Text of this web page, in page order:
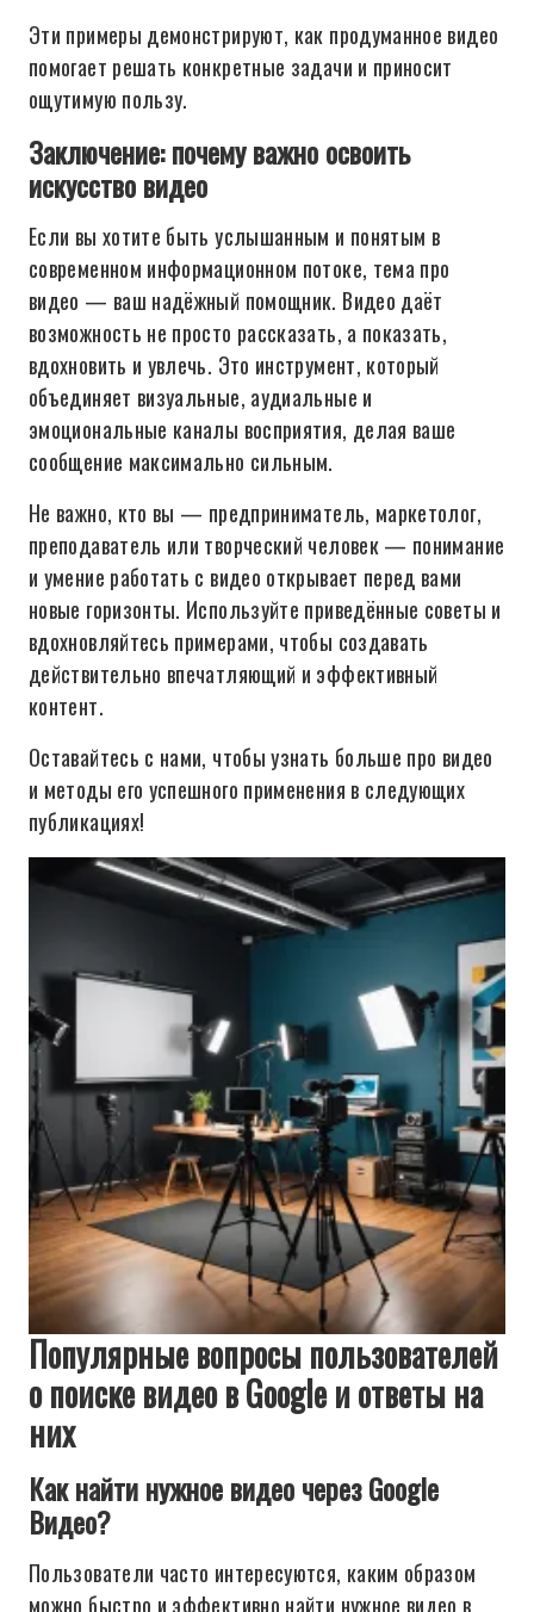
Эти примеры демонстрируют, как продуманное видео
помогает решать конкретные задачи и приносит
ощутимую пользу.
Заключение: почему важно освоить
искусство видео
Если вы хотите быть услышанным и понятым в
современном информационном потоке, тема про
видео — ваш надёжный помощник. Видео даёт
возможность не просто рассказать, а показать,
вдохновить и увлечь. Это инструмент, который
объединяет визуальные, аудиальные и
эмоциональные каналы восприятия, делая ваше
сообщение максимально сильным.
Не важно, кто вы — предприниматель, маркетолог,
преподаватель или творческий человек — понимание
и умение работать с видео открывает перед вами
новые горизонты. Используйте приведённые советы и
вдохновляйтесь примерами, чтобы создавать
действительно впечатляющий и эффективный
контент.
Оставайтесь с нами, чтобы узнать больше про видео
и методы его успешного применения в следующих
публикациях!
Популярные вопросы пользователей
о поиске видео в Google и ответы на
них
Как найти нужное видео через Google
Видео?
Пользователи часто интересуются, каким образом
можно быстро и эффективно найти нужное видео в